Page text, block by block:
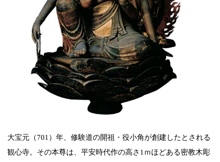
大宝元（701）年、修験道の開祖・役小角が創建したとされる
観心寺。その本尊は、平安時代作の高さ1ｍほどある密教木彫